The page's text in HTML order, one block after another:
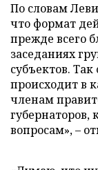
По словам
что формат
прежде всего
заседаниях
субъектов.
происходит в
членам
вопросам», –